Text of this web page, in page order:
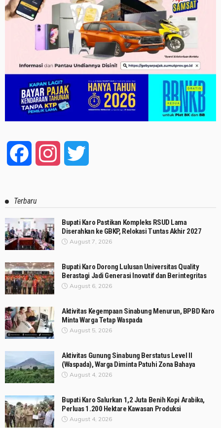
Facebook Instagram
Terbaru
Bupati Karo Pastikan Kompleks RSUD Lama
Diserahkan ke GBKP, Relokasi Tuntas Akhir 2027
August 7, 2026
Bupati Karo Dorong Lulusan Universitas Quality
Berastagi Jadi Generasi Inovatif dan Berintegritas
August 6, 2026
Aktivitas Kegempaan Sinabung Menurun, BPBD Karo
Minta Warga Tetap Waspada
August 5, 2026
Aktivitas Gunung Sinabung Berstatus Level II
(Waspada), Warga Diminta Patuhi Zona Bahaya
August 4, 2026
Bupati Karo Salurkan 1,2 Juta Benih Kopi Arabika,
Perluas 1.200 Hektare Kawasan Produksi
August 4, 2026